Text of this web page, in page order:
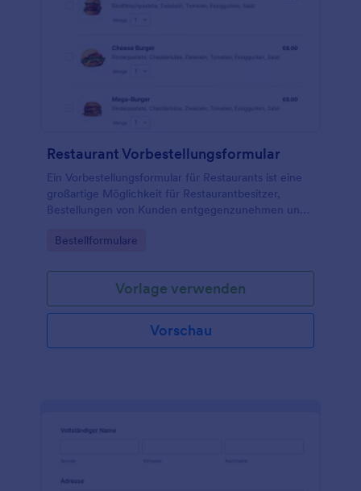
Restaurant Vorbestellungsformular
Ein Vorbestellungsformular für Restaurants ist eine
großartige Möglichkeit für Restaurantbesitzer,
Bestellungen von Kunden entgegenzunehmen und
Go to Category:
Bestellformulare
Vorlage verwenden
Vorschau